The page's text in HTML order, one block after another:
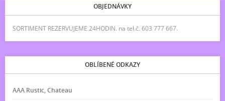
OBJEDNÁVKY
SORTIMENT REZERVUJEME 24HODIN. na tel.č. 603 777 667.
OBLÍBENÉ ODKAZY
AAA Rustic, Chateau